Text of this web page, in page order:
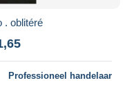
. oblitéré
Professioneel handelaar